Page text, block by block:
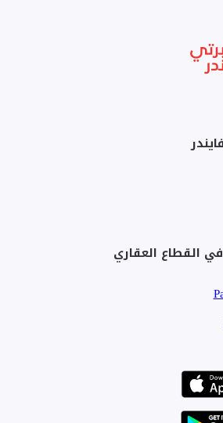
في صناعة العقارات. الشركة تركز
في القطاع العقاري